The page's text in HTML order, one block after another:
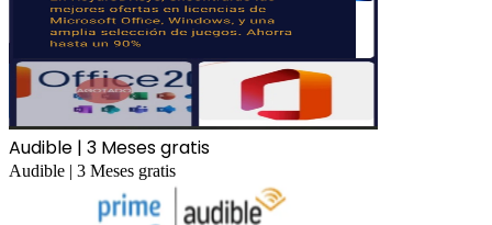
Audible | 3 Meses gratis
Audible | 3 Meses gratis